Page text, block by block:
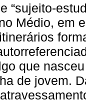
“sujeito-
Médio, em
que
de jovem.